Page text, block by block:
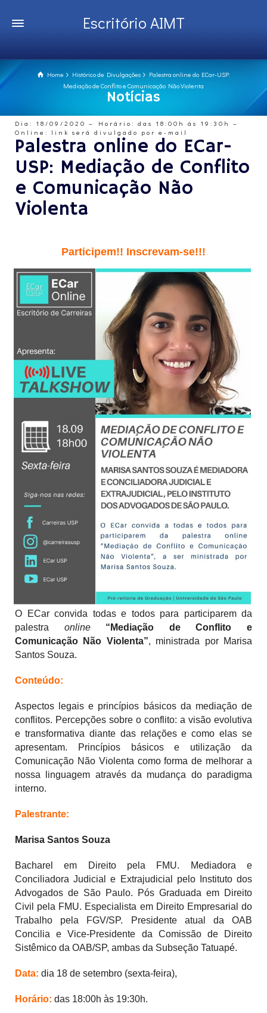
Escritório AIMT
Home Histórico de Divulgações
Palestra online do ECar-USP:
Mediação de Conflito e Comunicação Não Violenta
Notícias
Dia: 18/09/2020 – Horário: das 18:00h às 19:30h –
Online: link será divulgado por e-mail
Palestra online do ECar-
USP: Mediação de Conflito
e Comunicação Não
Violenta
Participem!! Inscrevam-se!!!
O ECar convida todas e todos para participarem da
palestra online “Mediação de Conflito e
Comunicação Não Violenta”, ministrada por Marisa
Santos Souza.
Conteúdo:
Aspectos legais e princípios básicos da mediação de
conflitos. Percepções sobre o conflito: a visão evolutiva
e transformativa diante das relações e como elas se
apresentam. Princípios básicos e utilização da
Comunicação Não Violenta como forma de melhorar a
nossa linguagem através da mudança do paradigma
interno.
Palestrante:
Marisa Santos Souza
Bacharel em Direito pela FMU. Mediadora e
Conciliadora Judicial e Extrajudicial pelo Instituto dos
Advogados de São Paulo. Pós Graduada em Direito
Civil pela FMU. Especialista em Direito Empresarial do
Trabalho pela FGV/SP. Presidente atual da OAB
Concilia eVice-Presidente da Comissão de Direito
Sistêmico da OAB/SP, ambas da Subseção Tatuapé.
Data: dia 18 de setembro (sexta-feira),
Horário: das 18:00h às 19:30h.